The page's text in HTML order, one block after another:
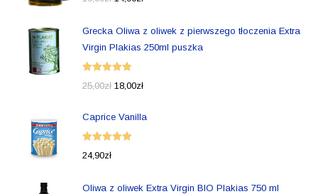
Grecka Oliwa z oliwek z pierwszego tłoczenia Extra
Virgin Plakias 250ml puszka
Oceniono
25,00zł 18,00zł
Caprice Vanilla
Oceniono
24,90zł
Oliwa z oliwek Extra Virgin BIO Plakias 750 ml